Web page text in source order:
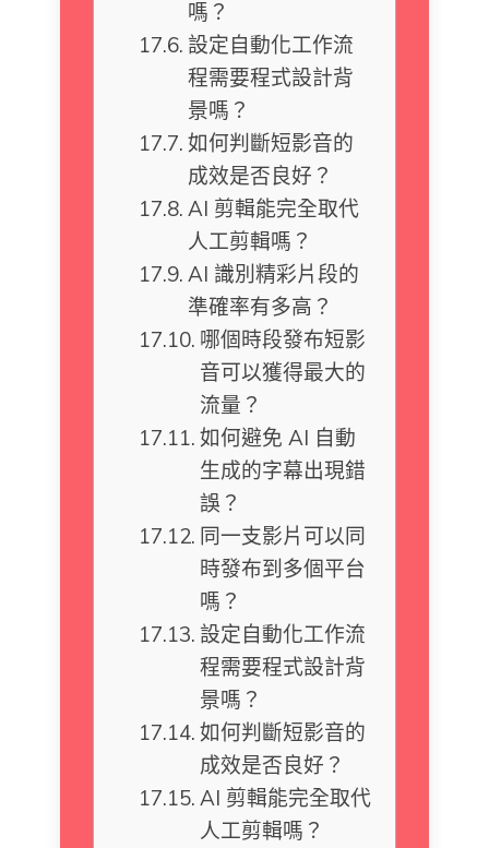
嗎？
設定自動化工作流
程需要程式設計背
景嗎？
如何判斷短影音的
成效是否良好？
AI 剪輯能完全取代
人工剪輯嗎？
AI 識別精彩片段的
準確率有多高？
哪個時段發布短影
音可以獲得最大的
流量？
如何避免 AI 自動
生成的字幕出現錯
誤？
同一支影片可以同
時發布到多個平台
嗎？
設定自動化工作流
程需要程式設計背
景嗎？
如何判斷短影音的
成效是否良好？
AI 剪輯能完全取代
人工剪輯嗎？